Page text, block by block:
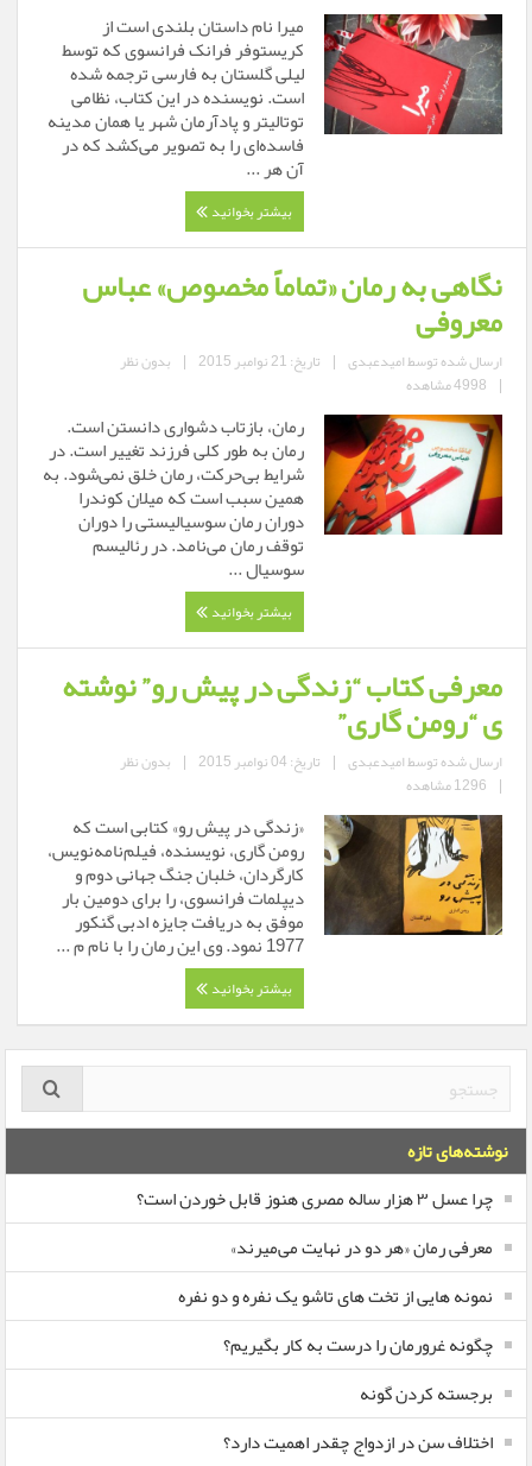
میرا نام داستان بلندی است از
کریستوفر فرانک فرانسوی که توسط
لیلی گلستان به فارسی ترجمه شده
است. نویسنده در این کتاب، نظامی
توتالیتر و پادآرمان شهر یا همان مدینه
فاسده‌ای را به تصویر می‌کشد که در
آن هر ...
بیشتر بخوانید
نگاهی به رمان «تماماً مخصوص» عباس
معروفی
ارسال شده توسطامیدعبدی | تاریخ: 21 نوامبر 2015 | بدون نظر
| 4998 مشاهده
رمان، بازتاب دشواری دانستن است.
رمان به طور کلی فرزند تغییر است. در
شرایط بی‌حرکت، رمان خلق نمی‌شود. به
همین سبب است که میلان کوندرا
دوران رمان سوسیالیستی را دوران
توقف رمان می‌نامد. در رئالیسم
سوسیال ...
بیشتر بخوانید
معرفی کتاب “زندگی در پیش رو” نوشته
ی “رومن گاری”
ارسال شده توسطامیدعبدی | تاریخ: 04 نوامبر 2015 | بدون نظر
| 1296 مشاهده
«زندگی در پیش رو» کتابی است که
رومن گاری، نویسنده، فیلم‌نامه‌نویس،
کارگردان، خلبان جنگ جهانی دوم و
دیپلمات فرانسوی، را برای دومین بار
موفق به دریافت جایزه ادبی گنکور
1977 نمود. وی این رمان را با نام م ...
بیشتر بخوانید
نوشته‌های تازه
چرا عسل ۳ هزار ساله‌ مصری هنوز قابل خوردن است؟
معرفی رمان «هر دو در نهایت می‌میرند»
نمونه هایی از تخت های تاشو یک نفره و دو نفره
چگونه غرورمان را درست به کار بگیریم؟
برجسته کردن گونه
اختلاف سن در ازدواج چقدر اهمیت دارد؟